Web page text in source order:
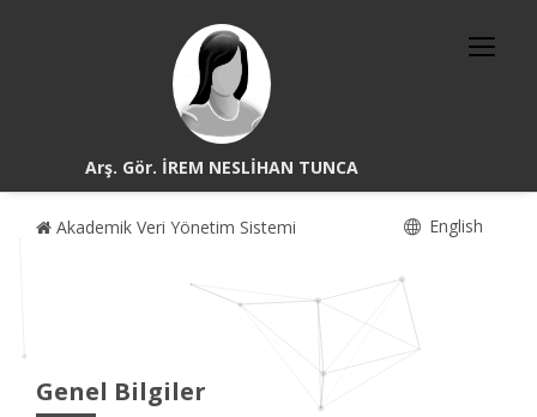
Arş. Gör. İREM NESLİHAN TUNCA
Akademik Veri Yönetim Sistemi English
Genel Bilgiler